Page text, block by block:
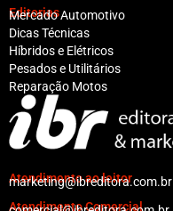
Editorias
Mercado Automotivo
Dicas Técnicas
Híbridos e Elétricos
Pesados e Utilitários
Reparação Motos
Atendimento ao leitor
marketing@ibreditora.com.br
Atendimento Comercial